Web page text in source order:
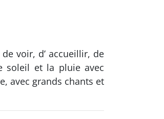
voir, d’ accueillir, de
soleil et la pluie avec
avec grands chants et